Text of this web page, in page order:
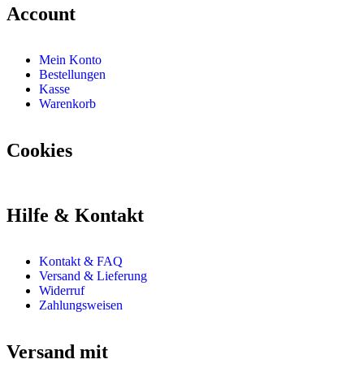
Account
Mein Konto
Bestellungen
Kasse
Warenkorb
Cookies
Hilfe & Kontakt
Kontakt & FAQ
Versand & Lieferung
Widerruf
Zahlungsweisen
Versand mit